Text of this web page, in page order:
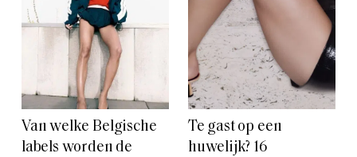
Van welke Belgische
labels worden de
Te gast op een
huwelijk? 16